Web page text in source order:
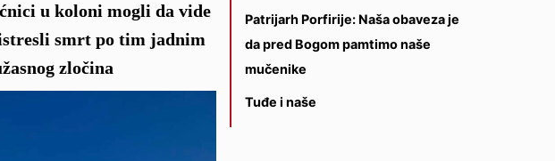
u koloni mogli da vide
smrt po tim jadnim
zločina
Patrijarh Porfirije: Naša obaveza je
da pred Bogom pamtimo naše
mučenike
Tuđe i naše